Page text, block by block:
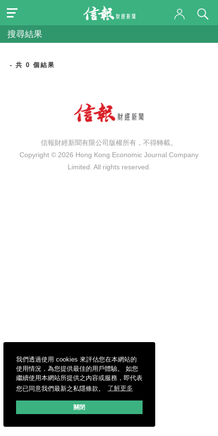
我們透過使用 cookies 來評估您在本網站的
使用情況，為您提供最佳的用戶體驗。 如您
繼續使用本網站所提供之內容或服務，即代表
您已同意我們最新之私隱條款。
了解更多
關閉
搜尋結果
- 共 0 個結果
信報財經新聞有限公司版權所有，不得轉載。
Copyright © 2026 Hong Kong Economic Journal Company
Limited. All rights reserved.